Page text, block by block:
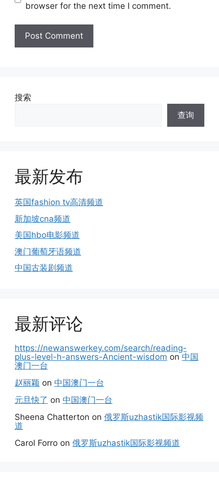
browser for the next time I comment.
搜索
查询
最新发布
英国fashion tv高清频道
新加坡cna频道
美国hbo电影频道
澳门葡萄牙语频道
中国古装剧频道
最新评论
https://newanswerkey.com/search/reading-
plus-level-h-answers-Ancient-wisdom on 中国
澳门一台
赵丽颖 on 中国澳门一台
元旦快了 on 中国澳门一台
Sheena Chatterton on 俄罗斯uzhastik国际影视频
道
Carol Forro on 俄罗斯uzhastik国际影视频道